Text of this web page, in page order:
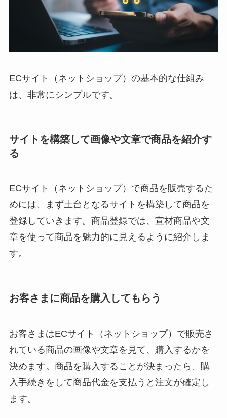
ECサイト（ネットショップ）の基本的な仕組み
は、非常にシンプルです。
サイトを構築して画像や文章で商品を紹介す
る
ECサイト（ネットショップ）で商品を販売するた
めには、まず土台となるサイトを構築して商品を
登録していきます。商品登録では、宣材商品や文
章を使って商品を魅力的に見えるように紹介しま
す。
お客さまに商品を購入してもらう
お客さまはECサイト（ネットショップ）で販売さ
れている商品の画像や文章を見て、購入するかを
決めます。商品を購入することが決まったら、購
入手続きをして商品代金を支払うと注文が確定し
ます。